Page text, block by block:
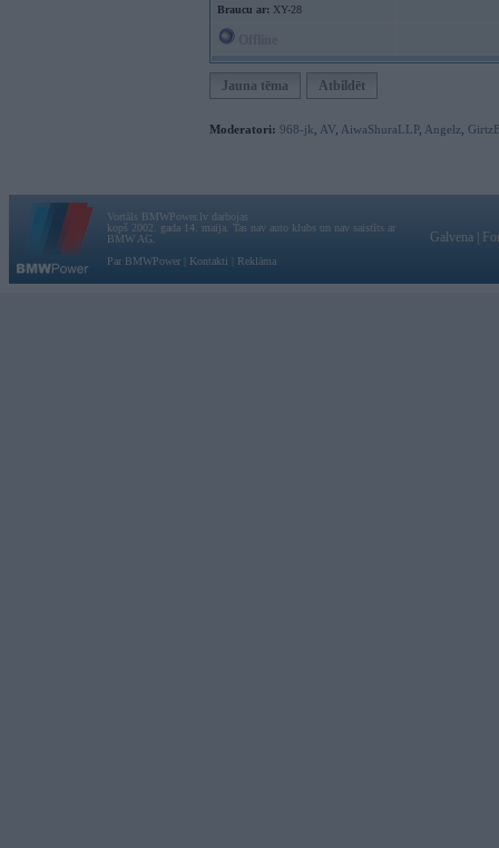
Braucu ar: XY-28
Jauna tēma Atbildēt
Moderatori: 968-jk AV AiwaShuraLLP, Angelz
Vortāls BMWPower.lv darbojas
kopš 2002. gada 14. maija. Tas nav auto klubs un nav saistīts ar
BMW AG.
Par BMWPower
Kontakti Reklāma
Galvena